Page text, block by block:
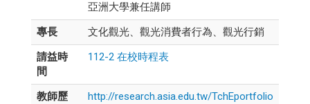
亞洲大學兼任講師
專長
文化觀光、觀光消費者行為、觀光行銷
請益時
間
112-2 在校時程表
教師歷
http://research.asia.edu.tw/TchEportfolio